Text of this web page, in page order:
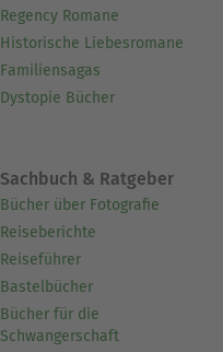
Regency Romane
Historische Liebesromane
Familiensagas
Dystopie Bücher
Sachbuch & Ratgeber
Bücher über Fotografie
Reiseberichte
Reiseführer
Bastelbücher
Bücher für die
Schwangerschaft